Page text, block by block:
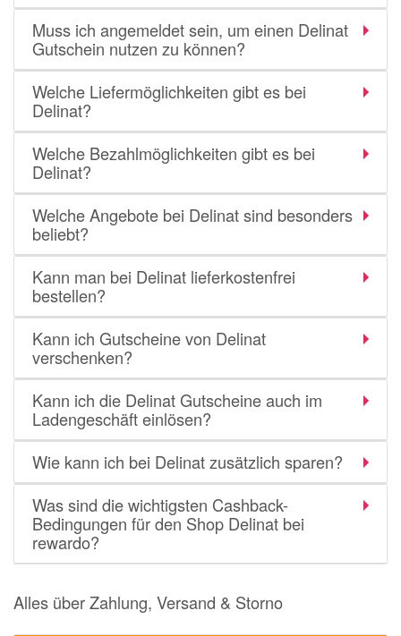
SNIPES
Click & Boat
BOGNER
BADER
GALERIA
vidaXL
bonprix
CHECK24
LiveFresh
tink
heine
ABOUT YOU
Alle Shops anzeigen
Muss ich angemeldet sein, um einen Delinat
Gutschein nutzen zu können?
Welche Liefermöglichkeiten gibt es bei
Delinat?
Welche Bezahlmöglichkeiten gibt es bei
Delinat?
Welche Angebote bei Delinat sind besonders
beliebt?
Kann man bei Delinat lieferkostenfrei
bestellen?
Kann ich Gutscheine von Delinat
verschenken?
Kann ich die Delinat Gutscheine auch im
Ladengeschäft einlösen?
Wie kann ich bei Delinat zusätzlich sparen?
Was sind die wichtigsten Cashback-
Bedingungen für den Shop Delinat bei
rewardo?
Alles über Zahlung, Versand & Storno